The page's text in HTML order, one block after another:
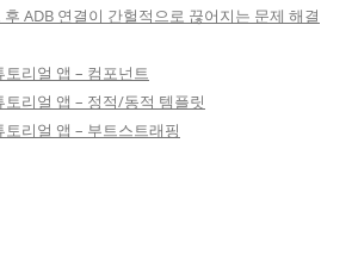
ADB 연결이 간헐적으로 끊어지는 문제 해결
리얼 앱 – 컴포넌트
리얼 앱 – 정적/동적 템플릿
리얼 앱 – 부트스트래핑